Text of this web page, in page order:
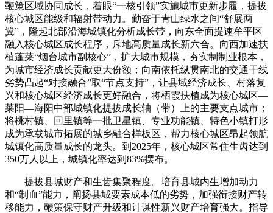
鞭策区域协同成长，着眼“一核引领”实施城市更新步履，提拔
核心城区能级和辐射带动力。勤奋于青山绿水之间“舒展两
翼”，隆起北部沿海城镇化分析成长带，向东全面提速牟平区
融入核心城区成长程序，斥地高质量成长新六合。向西加速扶
植蓬莱“烟台城市副核心”，扩大城市规模，夯实制制业根本，
为城市经济成长贡献更大份额；向南依托纵贯南北的交通干线
劣势凸起“对接融合”取“节点支持”，让县域经济成长、村落复
兴和核心城区经济成长更好融合，将栖霞扶植成为核心城区—
莱阳—海阳中部城镇化提拔成长轴（带）上的主要支点城市；
将桃村镇、回里镇等一批卫星镇、专业功能镇、特色小镇打形
成为承载城市拓展的城乡融合样板区，帮力核心城区昂起领航
城镇化高质量成长的龙头。到2025年，核心城区常住生齿达到
350万人以上，城镇化率达到83%摆布。
提拔县城财产和生齿集聚程度。培育县城内生增加动力
和“制血”能力，阐扬县城要素成本低的劣势，加强衔接财产转
移能力，鞭策保守财产升级和计谋性新兴财产培育强大。指导